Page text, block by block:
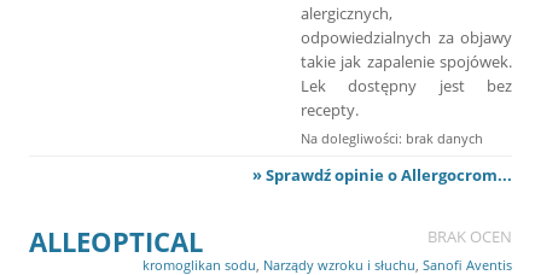
alergicznych,
odpowiedzialnych za objawy
takie jak zapalenie spojówek.
Lek dostępny jest bez
recepty.
Na dolegliwości: brak danych
» Sprawdź opinie o Allergocrom...
ALLEOPTICAL BRAK OCEN
kromoglikan sodu Narządy wzroku i słuchu Sanofi Aventis